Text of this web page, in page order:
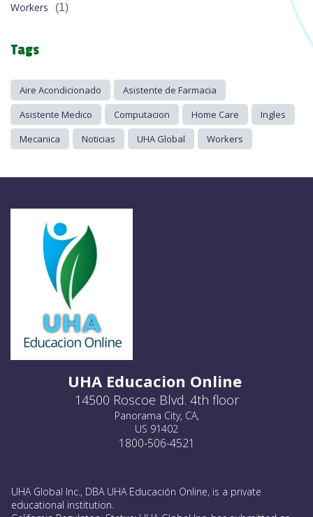
Workers (1)
Tags
Aire Acondicionado
Asistente de Farmacia
Asistente Medico
Computacion Home Care
Ingles
Mecanica
Noticias UHA Global Workers
UHA Educacion Online
14500 Roscoe Blvd. 4th floor
Panorama City, CA,
US 91402
1800-506-4521
UHA Global Inc., DBA UHA Educación Online, is a private
educational institution.